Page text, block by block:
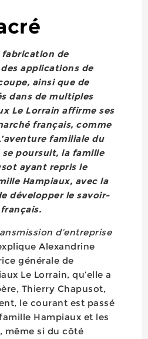
fabrication de
applications de
ainsi que de
dans de multiples
Le Lorrain affirme ses
français, comme
familiale du
poursuit, la famille
ayant repris le
Hampiaux, avec la
développer le savoir-
d’entreprise
Alexandrine
générale de
Le Lorrain, qu’elle a
Thierry Chapusot,
le courant est passé
Hampiaux et les
même si du côté